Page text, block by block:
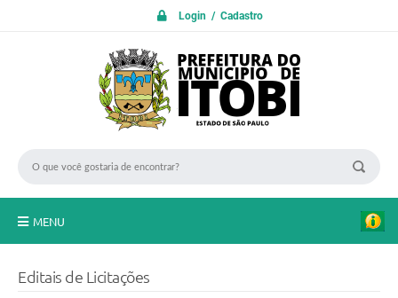
Login / Cadastro
MENU
Editais de Licitações